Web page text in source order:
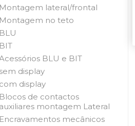
Montagem lateral/frontal
Montagem no teto
BLU
BIT
BLU e BIT
sem display
com display
Blocos de contactos
auxiliares montagem Lateral
Encravamentos mecânicos